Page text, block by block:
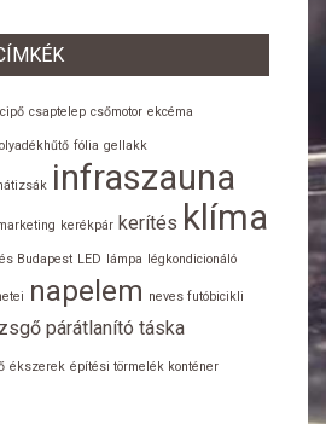
cipő csaptelep csőmotor ekcéma
fólia gellakk
infraszauna
kerékpár kerítés klíma
Budapest LED lámpa légkondicionáló
napelem neves futóbicikli
párátlanító táska
ékszerek építési törmelék konténer